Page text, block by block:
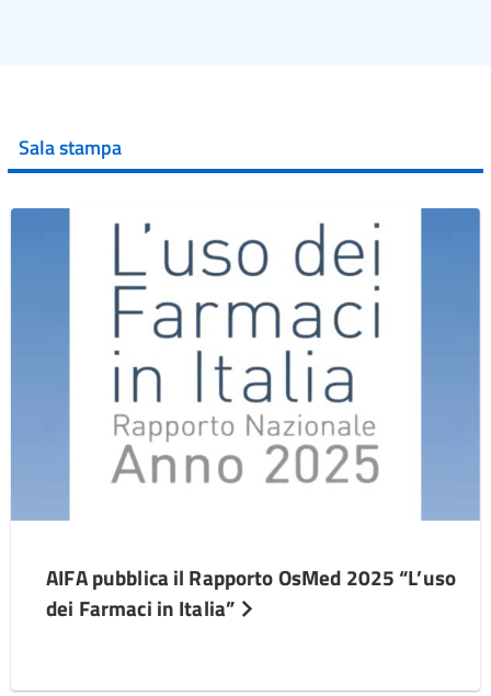
Sala stampa
AIFA pubblica il Rapporto OsMed 2025 “L’uso
dei Farmaci in Italia”